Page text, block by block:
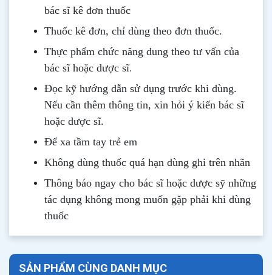
bác sĩ kê đơn thuốc
Thuốc kê đơn, chỉ dùng theo đơn thuốc.
Thực phẩm chức năng dung theo tư vấn của
bác sĩ hoặc dược sĩ.
Đọc kỹ hướng dẫn sử dụng trước khi dùng.
Nếu cần thêm thông tin, xin hỏi ý kiến bác sĩ
hoặc dược sĩ.
Để xa tầm tay trẻ em
Không dùng thuốc quá hạn dùng ghi trên nhãn
Thông báo ngay cho bác sĩ hoặc dược sỹ những
tác dụng không mong muốn gặp phải khi dùng
thuốc
SẢN PHẨM CÙNG DANH MỤC